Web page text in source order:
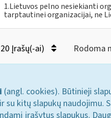
1.Lietuvos pelno nesiekianti
tarptautinei organizacijai, ne
20 Įrašų(-ai) Rodoma
(angl. cookies). Būtinieji
kitų slapukų
įrašytus slapukus.